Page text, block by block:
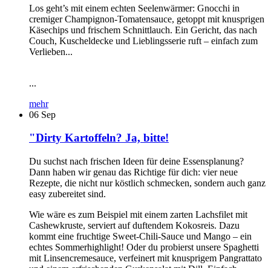
Los geht’s mit einem echten Seelenwärmer: Gnocchi in
cremiger Champignon-Tomatensauce, getoppt mit knusprigen
Käsechips und frischem Schnittlauch. Ein Gericht, das nach
Couch, Kuscheldecke und Lieblingsserie ruft – einfach zum
Verlieben...
...
mehr
06 Sep
"Dirty Kartoffeln? Ja, bitte!
Du suchst nach frischen Ideen für deine Essensplanung?
Dann haben wir genau das Richtige für dich: vier neue
Rezepte, die nicht nur köstlich schmecken, sondern auch ganz
easy zubereitet sind.
Wie wäre es zum Beispiel mit einem zarten Lachsfilet mit
Cashewkruste, serviert auf duftendem Kokosreis. Dazu
kommt eine fruchtige Sweet-Chili-Sauce und Mango – ein
echtes Sommerhighlight! Oder du probierst unsere Spaghetti
mit Linsencremesauce, verfeinert mit knusprigem Pangrattato